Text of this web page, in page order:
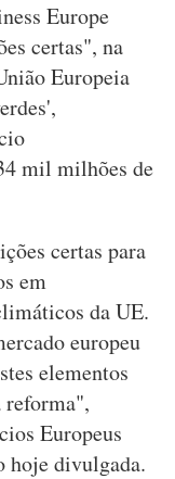
Europe
certas", na
Europeia
mil milhões de
certas para
em
da UE.
europeu
elementos
reforma",
Europeus
hoje divulgada.